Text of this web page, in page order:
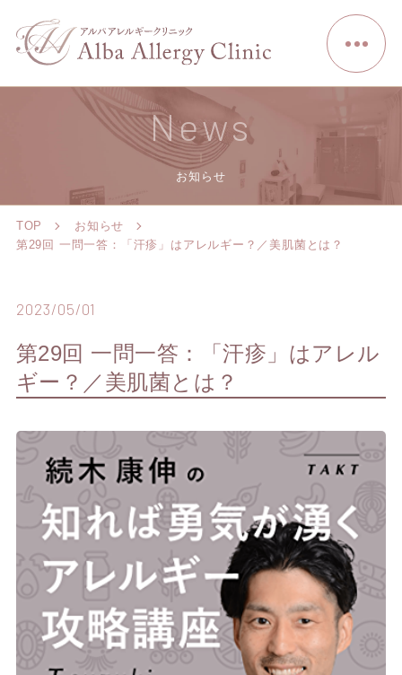
News
お知らせ
TOP
お知らせ
第29回 一問一答：「汗疹」はアレルギー？／美肌菌とは？
2023/05/01
第29回 一問一答：「汗疹」はアレル
ギー？／美肌菌とは？